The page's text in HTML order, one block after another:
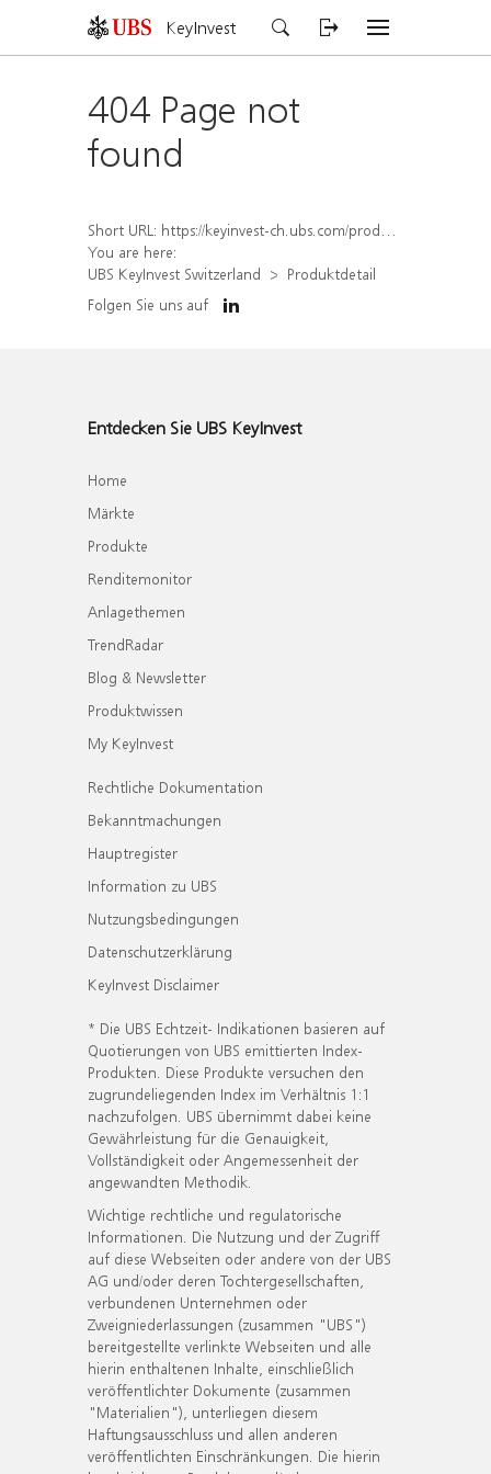
KeyInvest
404 Page not
found
Short URL: https://keyinvest-ch.ubs.com/produkt/detail/index/isin/CH1584639988
You are here:
UBS KeyInvest Switzerland
Produktdetail
Folgen Sie uns auf
Entdecken Sie UBS KeyInvest
Home
Märkte
Produkte
Renditemonitor
Anlagethemen
TrendRadar
Blog & Newsletter
Produktwissen
My KeyInvest
Rechtliche Dokumentation
Bekanntmachungen
Hauptregister
Information zu UBS
Nutzungsbedingungen
Datenschutzerklärung
KeyInvest Disclaimer
* Die UBS Echtzeit- Indikationen basieren auf
Quotierungen von UBS emittierten Index-
Produkten. Diese Produkte versuchen den
zugrundeliegenden Index im Verhältnis 1:1
nachzufolgen. UBS übernimmt dabei keine
Gewährleistung für die Genauigkeit,
Vollständigkeit oder Angemessenheit der
angewandten Methodik.
Wichtige rechtliche und regulatorische
Informationen. Die Nutzung und der Zugriff
auf diese Webseiten oder andere von der UBS
AG und/oder deren Tochtergesellschaften,
verbundenen Unternehmen oder
Zweigniederlassungen (zusammen "UBS")
bereitgestellte verlinkte Webseiten und alle
hierin enthaltenen Inhalte, einschließlich
veröffentlichter Dokumente (zusammen
"Materialien"), unterliegen diesem
Haftungsausschluss und allen anderen
veröffentlichten Einschränkungen. Die hierin